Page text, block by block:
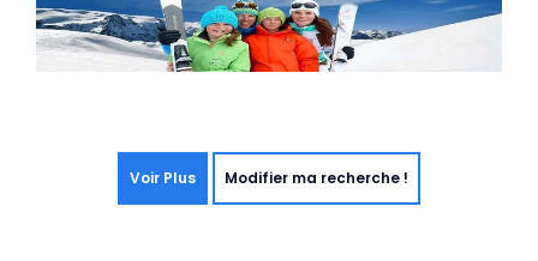
Voir Plus Modifier ma recherche !